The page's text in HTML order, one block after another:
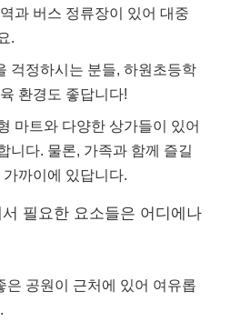
과 버스 정류장이 있어 대중
.
걱정하시는 분들, 하원초등학
환경도 좋답니다!
마트와 다양한 상가들이 있어
니다. 물론, 가족과 함께 즐길
까이에 있답니다.
필요한 요소들은 어디에나
은 공원이 근처에 있어 여유롭